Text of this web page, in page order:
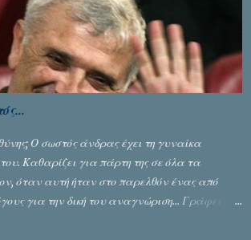
Ο σωστός άνδρας έχει τη γυναίκα
Καθαρίζει για πάρτη της σε όλα τα
όταν αυτή ήταν στο παρελθόν ένας από
για την δική του αναγνώριση... Γράφει ο